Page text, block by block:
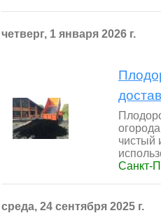
четверг, 1 января 2026 г.
чистый
Санкт-
среда, 24 сентября 2025 г.